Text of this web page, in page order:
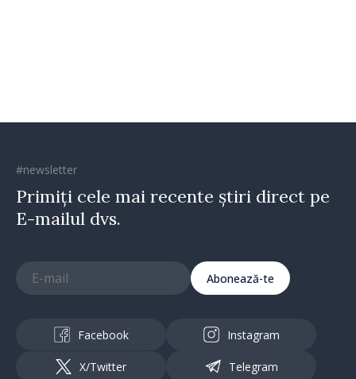
#newsletter
Primiți cele mai recente știri direct pe
E-mailul dvs.
Abonează-te
Facebook Instagram
X/Twitter Telegram